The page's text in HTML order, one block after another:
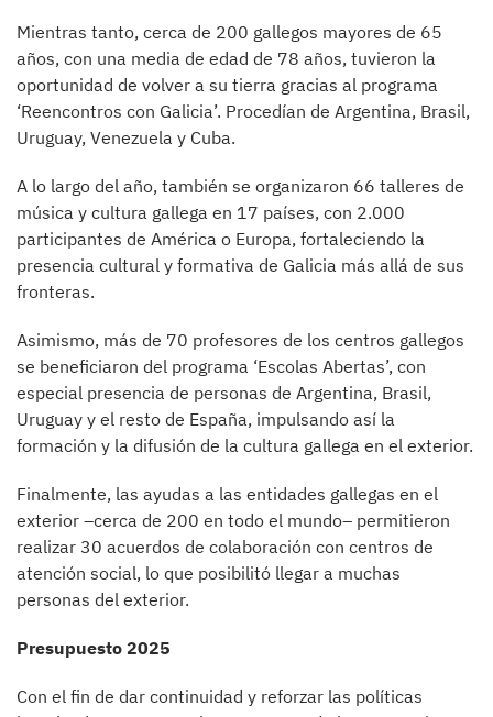
Mientras tanto, cerca de 200 gallegos mayores de 65
años, con una media de edad de 78 años, tuvieron la
oportunidad de volver a su tierra gracias al programa
‘Reencontros con Galicia’. Procedían de Argentina, Brasil,
Uruguay, Venezuela y Cuba.
A lo largo del año, también se organizaron 66 talleres de
música y cultura gallega en 17 países, con 2.000
participantes de América o Europa, fortaleciendo la
presencia cultural y formativa de Galicia más allá de sus
fronteras.
Asimismo, más de 70 profesores de los centros gallegos
se beneficiaron del programa ‘Escolas Abertas’, con
especial presencia de personas de Argentina, Brasil,
Uruguay y el resto de España, impulsando así la
formación y la difusión de la cultura gallega en el exterior.
Finalmente, las ayudas a las entidades gallegas en el
exterior –cerca de 200 en todo el mundo– permitieron
realizar 30 acuerdos de colaboración con centros de
atención social, lo que posibilitó llegar a muchas
personas del exterior.
Presupuesto 2025
Con el fin de dar continuidad y reforzar las políticas